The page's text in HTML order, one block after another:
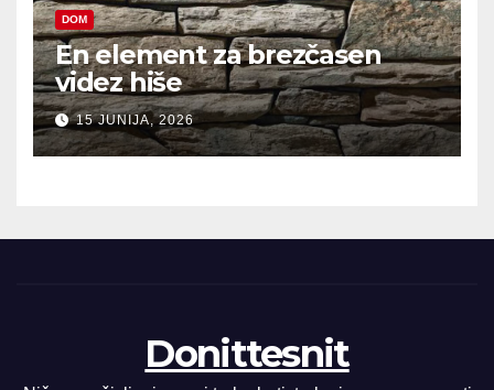
DOM
En element za brezčasen
videz hiše
15 JUNIJA, 2026
Donittesnit